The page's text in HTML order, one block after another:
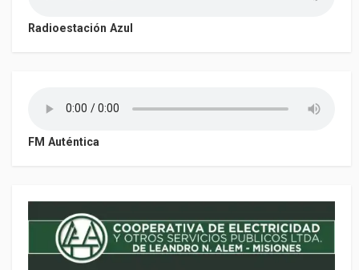
Radioestación Azul
FM Auténtica